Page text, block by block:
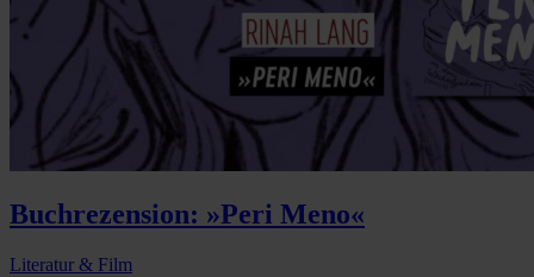
Buchrezension: »Peri Meno«
Literatur & Film